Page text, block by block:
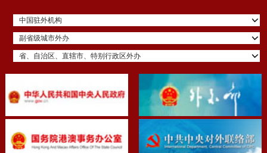
中国驻外机构
副省级城市外办
省、自治区、直辖市、特别行政区外办